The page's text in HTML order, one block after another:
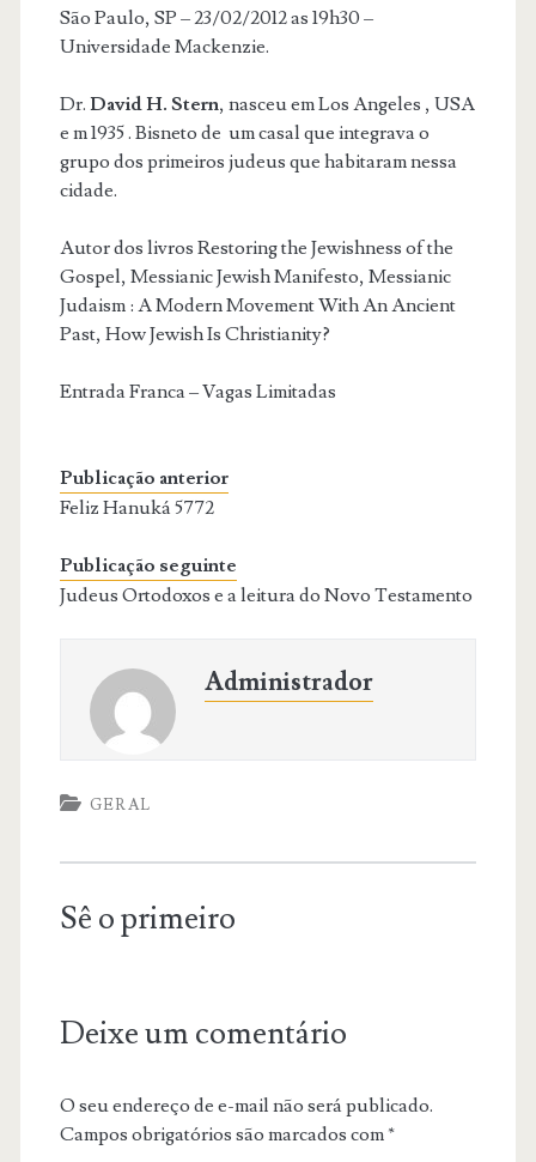
São Paulo, SP – 23/02/2012 as 19h30 –
Universidade Mackenzie.
Dr. David H. Stern, nasceu em Los Angeles , USA
e m 1935 . Bisneto de um casal que integrava o
grupo dos primeiros judeus que habitaram nessa
cidade.
Autor dos livros Restoring the Jewishness of the
Gospel, Messianic Jewish Manifesto, Messianic
Judaism : A Modern Movement With An Ancient
Past, How Jewish Is Christianity?
Entrada Franca – Vagas Limitadas
Publicação anterior
Feliz Hanuká 5772
Publicação seguinte
Judeus Ortodoxos e a leitura do Novo Testamento
Administrador
GERAL
Sê o primeiro
Deixe um comentário
O seu endereço de e-mail não será publicado.
Campos obrigatórios são marcados com*